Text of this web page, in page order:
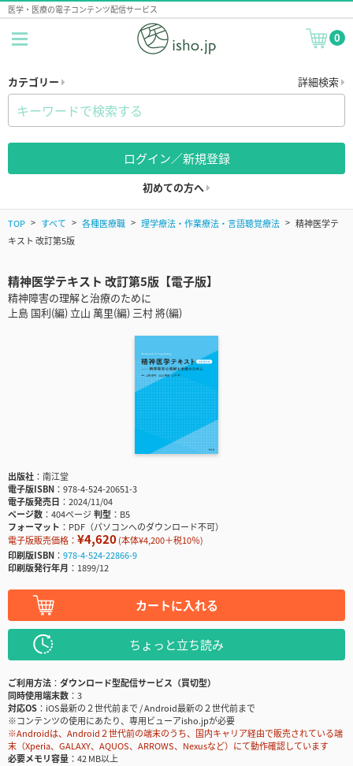
医学・医療の電子コンテンツ配信サービス
0
カテゴリー 詳細検索
ログイン／新規登録
初めての方へ
TOP すべて 各種医療職 理学療法・作業療法・言語聴覚療法
精神医学テ
キスト 改訂第5版
精神医学テキスト 改訂第5版【電子版】
精神障害の理解と治療のために
上島 国利(編) 立山 萬里(編) 三村 將(編)
出版社
南江堂
電子版ISBN
978-4-524-20651-3
電子版発売日
2024/11/04
ページ数
404ページ判型
B5
フォーマット
PDF（パソコンへのダウンロード不可）
電子版販売価格： ¥4,620(本体¥4,200＋税10％)
印刷版ISBN
978-4-524-22866-9
印刷版発行年月
1899/12
カートに入れる
ちょっと立ち読み
ご利用方法
ダウンロード型配信サービス（買切型）
同時使用端末数
3
対応OS
iOS最新の２世代前まで / Android最新の２世代前まで
※コンテンツの使用にあたり、専用ビューアisho.jpが必要
※Androidは、Android２世代前の端末のうち、国内キャリア経由で販売されている端
末（Xperia、GALAXY、AQUOS、ARROWS、Nexusなど）にて動作確認しています
必要メモリ容量
42 MB以上